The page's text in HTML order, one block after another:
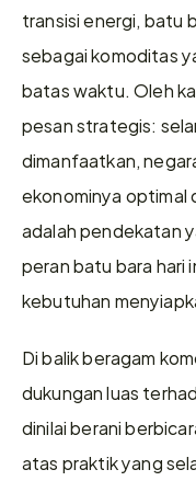
transisi energi, batu
sebagai komoditas
batas waktu. Oleh
pesan strategis:
dimanfaatkan,
ekonominya optimal
adalah pendekatan
peran batu bara hari
kebutuhan
Di balik beragam
dukungan luas
dinilai berani
atas praktik yang